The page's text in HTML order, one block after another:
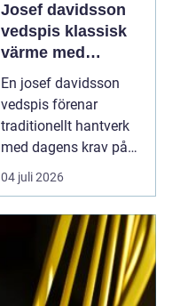
Josef davidsson
vedspis klassisk
värme med
modern funktion
En josef davidsson
vedspis förenar
traditionellt hantverk
med dagens krav på
effektiv, trygg och mil...
04 juli 2026